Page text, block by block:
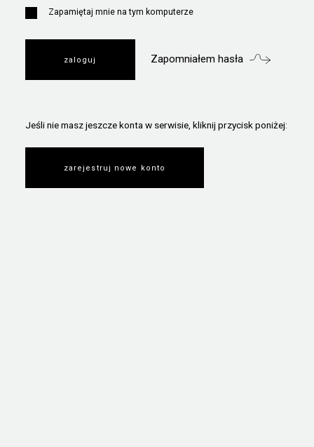
Zapamiętaj mnie na tym komputerze
Zapomniałem hasła
Jeśli nie masz jeszcze konta w serwisie, kliknij przycisk poniżej:
zarejestruj nowe konto